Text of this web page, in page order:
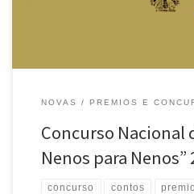
NOVAS PREMIOS E
Concurso Nacional
Nenos para Nenos”
concurso contos